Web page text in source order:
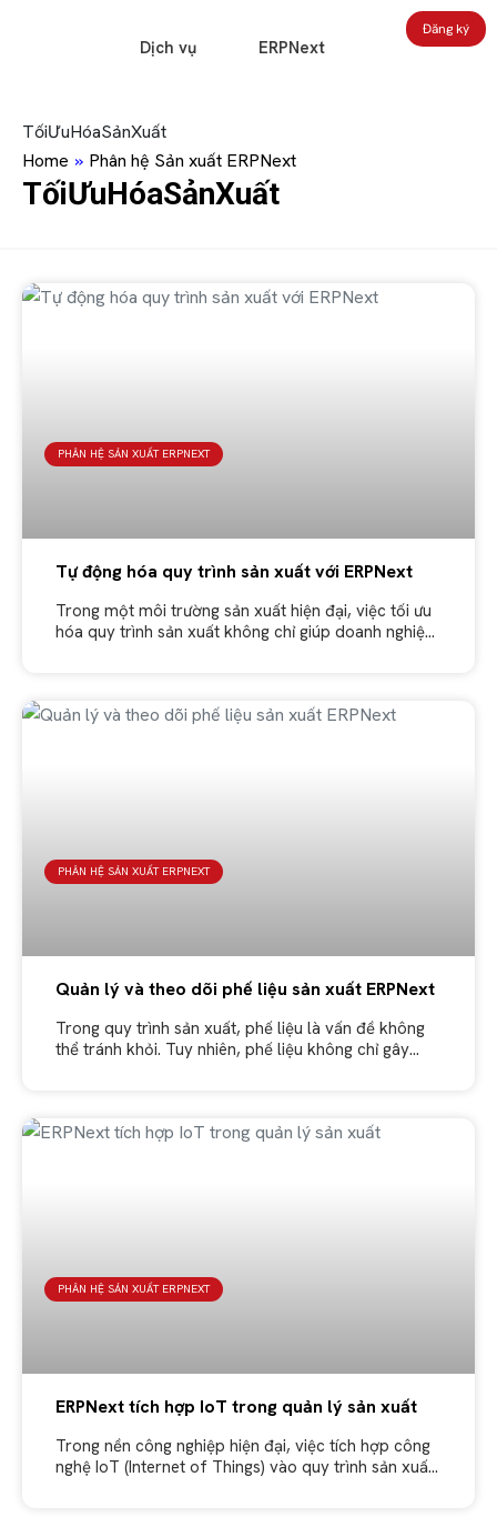
Dịch vụ ERPNext
Đăng ký
TốiƯuHóaSảnXuất
Home » Phân hệ Sản xuất ERPNext
TốiƯuHóaSảnXuất
PHÂN HỆ SẢN XUẤT ERPNEXT
Tự động hóa quy trình sản xuất với ERPNext
Trong một môi trường sản xuất hiện đại, việc tối ưu
hóa quy trình sản xuất không chỉ giúp doanh nghiệp
PHÂN HỆ SẢN XUẤT ERPNEXT
Quản lý và theo dõi phế liệu sản xuất ERPNext
Trong quy trình sản xuất, phế liệu là vấn đề không
thể tránh khỏi. Tuy nhiên, phế liệu không chỉ gây
PHÂN HỆ SẢN XUẤT ERPNEXT
ERPNext tích hợp IoT trong quản lý sản xuất
Trong nền công nghiệp hiện đại, việc tích hợp công
nghệ IoT (Internet of Things) vào quy trình sản xuất